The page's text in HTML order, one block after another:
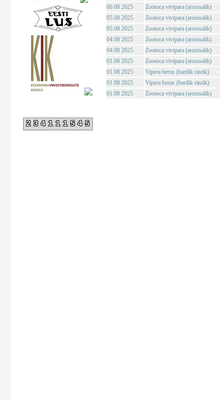
234111545
06.08 2025
Zootoca vivipara (arusisalik)
05.08 2025
Zootoca vivipara (arusisalik)
05.08 2025
Zootoca vivipara (arusisalik)
04.08 2025
Zootoca vivipara (arusisalik)
04.08 2025
Zootoca vivipara (arusisalik)
01.08 2025
Zootoca vivipara (arusisalik)
01.08 2025
Vipera berus (harilik rästik)
01.08 2025
Vipera berus (harilik rästik)
01.08 2025
Zootoca vivipara (arusisalik)